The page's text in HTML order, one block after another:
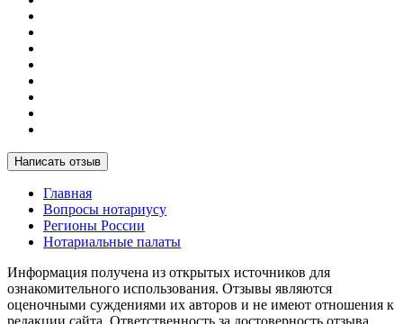
Написать отзыв
Главная
Вопросы нотариусу
Регионы России
Нотариальные палаты
Информация получена из открытых источников для
ознакомительного использования. Отзывы являются
оценочными суждениями их авторов и не имеют отношения к
редакции сайта. Ответственность за достоверность отзыва